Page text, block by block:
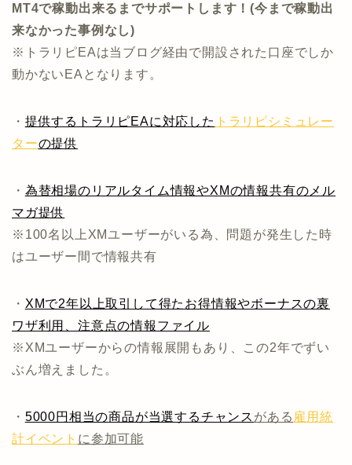
MT4で稼動出来るまでサポートします！(今まで稼動出
来なかった事例なし)
※トラリピEAは当ブログ経由で開設された口座でしか
動かないEAとなります。
・ 提供するトラリピEAに対応した トラリピシミュレー
ターの提供
・ 為替相場のリアルタイム情報やXMの情報共有のメル
マガ提供
※100名以上XMユーザーがいる為、問題が発生した時
はユーザー間で情報共有
・ XMで2年以上取引して得たお得情報やボーナスの裏
ワザ利用、注意点の情報ファイル
※XMユーザーからの情報展開もあり、この2年でずい
ぶん増えました。
・ 5000円相当の商品が当選するチャンス がある 雇用統
計イベント に参加可能